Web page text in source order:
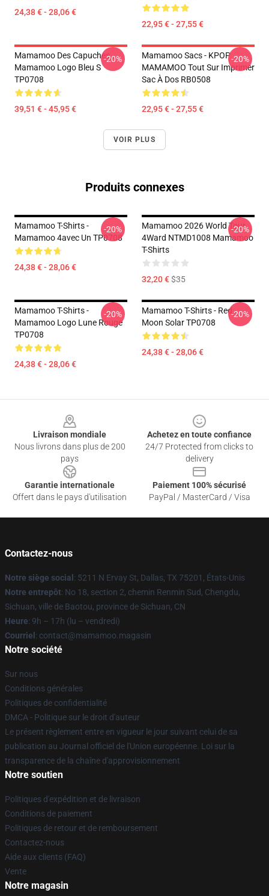
24,38 € - 28,06 €
22,95 € - 27,55 €
Mamamoo Des Capuches...
Mamamoo Logo Bleu S
TP0708
39,51 € - 45,95 €
-20%
Mamamoo Sacs - KPOP
MAMAMOO Tout Sur Imprimer
Sac À Dos RB0508
22,95 € - 27,55 €
-20%
VOIR PLUS
Produits connexes
Mamamoo T-Shirts -
Mamamoo 4avec Un TP0708
24,38 € - 28,06 €
-20%
Mamamoo 2026 World Tour
4Ward NTMD1008 Mamamoo
T-Shirts
32,20 €$35
-20%
Mamamoo T-Shirts -
Mamamoo Logo Lune Rouge
TP0708
24,38 € - 28,06 €
-20%
Mamamoo T-Shirts - Red
Moon Solar TP0708
24,38 € - 28,06 €
-20%
Livraison mondiale
Nous livrons dans plus de 200
pays
Achetez en toute confiance
24/7 Protected from clicks to
delivery
Garantie internationale
Offert dans le pays d'utilisation
Paiement 100% sécurisé
PayPal / MasterCard / Visa
Contactez-nous
Notre siège social : 5211 N Ervay St, Dallas, TX 75201, États-Unis
Notre entrepôt: No 18, section 2, chemin Renmin Sud, Chengdu,
Sichuan, ville de Baotou, province de Sichuan, CN
Heure: 9h – 17h (lu – vendredi)
Courriel : contact@mamamoo.magasin
Notre société
Sur nous
Conditions générales
Politiques de confidentialité
DMCA - Politique sur le droit d'auteur
Le présent règlement entre en vigueur le jour suivant celui de sa
publication au Journal officiel de l'Union européenne. Loi sur la
transparence de la chaîne d'approvisionnement
Notre soutien
Politiques d'expédition et de livraison
Conditions de paiement
Politiques de retour et de remboursement
Contactez-nous
Aide aux clients (FAQ)
Vente
Notre magasin